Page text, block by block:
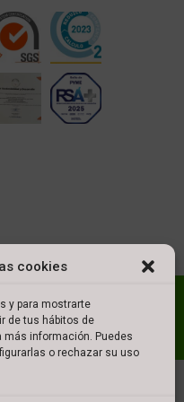
cookies
y para mostrarte
de tus hábitos de
más información. Puedes
o rechazar su uso
privacidad